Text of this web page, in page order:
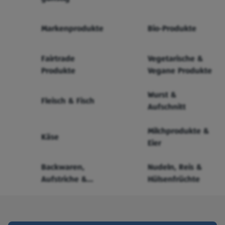
Markenprodukte Bio-Produkte
Fairtrade
Produkte
Vegetarische &
Vegane Produkte
Fleisch & Fisch
Wurst &
Aufschnitt
Käse
Milchprodukte &
Eier
Backwaren,
Aufstriche &
Nudeln, Reis &
Hülsenfrüchte